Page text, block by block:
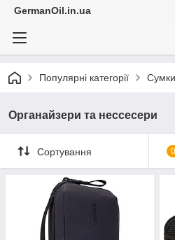
GermanOil.in.ua
Популярні категорії
Органайзери та нессесери
Сортування 0